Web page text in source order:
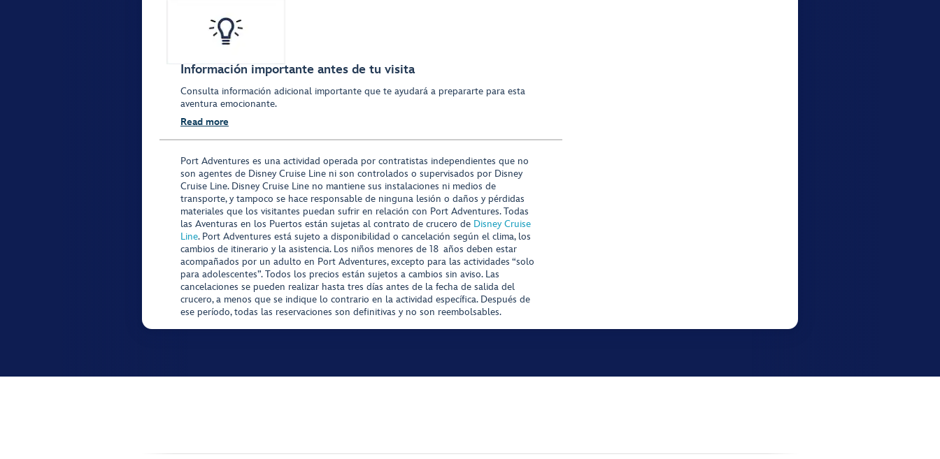
Información importante antes de tu visita
Consulta información adicional importante que te ayudará a prepararte para esta
aventura emocionante.
Read more
Port Adventures es una actividad operada por contratistas independientes que no
son agentes de Disney Cruise Line ni son controlados o supervisados por Disney
Cruise Line. Disney Cruise Line no mantiene sus instalaciones ni medios de
transporte, y tampoco se hace responsable de ninguna lesión o daños y pérdidas
materiales que los visitantes puedan sufrir en relación con Port Adventures. Todas
las Aventuras en los Puertos están sujetas al contrato de crucero de Disney Cruise
Line. Port Adventures está sujeto a disponibilidad o cancelación según el clima, los
cambios de itinerario y la asistencia. Los niños menores de 18 años deben estar
acompañados por un adulto en Port Adventures, excepto para las actividades “solo
para adolescentes”. Todos los precios están sujetos a cambios sin aviso. Las
cancelaciones se pueden realizar hasta tres días antes de la fecha de salida del
crucero, a menos que se indique lo contrario en la actividad específica. Después de
ese período, todas las reservaciones son definitivas y no son reembolsables.